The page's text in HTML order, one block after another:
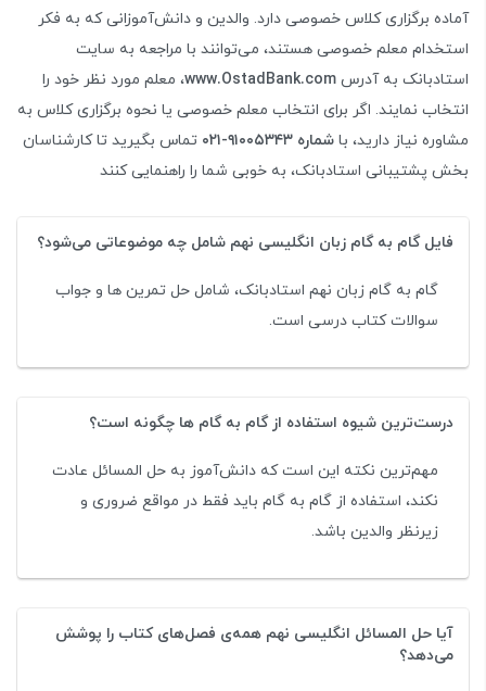
آماده برگزاری کلاس خصوصی دارد. والدین و دانش‌آموزانی که به فکر
استخدام معلم خصوصی هستند، می‌توانند با مراجعه به سایت
استادبانک به آدرس www.OstadBank.com، معلم مورد نظر خود را
انتخاب نمایند. اگر برای انتخاب معلم خصوصی یا نحوه برگزاری کلاس به
مشاوره نیاز دارید، با شماره ۹۱۰۰۵۳۴۳-۰۲۱
تماس بگیرید تا کارشناسان
بخش پشتیبانی استادبانک، به خوبی شما را راهنمایی کنند
فایل گام به گام زبان انگلیسی نهم شامل چه موضوعاتی می‌شود؟
گام به گام زبان نهم استادبانک، شامل حل تمرین ها و جواب
سوالات کتاب درسی است.
درست‌ترین شیوه استفاده از گام به گام ها چگونه است؟
مهم‌ترین نکته این است که دانش‌آموز به حل المسائل عادت
نکند، استفاده از گام به گام باید فقط در مواقع ضروری و
زیرنظر والدین باشد.
آیا حل المسائل انگلیسی نهم همه‌ی فصل‌های کتاب را پوشش
می‌دهد؟